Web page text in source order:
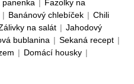
panenka | Fazolky na
| Banánový chlebíček | Chili
na salát | Jahodový
bublanina | Sekaná recept |
| Domácí housky |